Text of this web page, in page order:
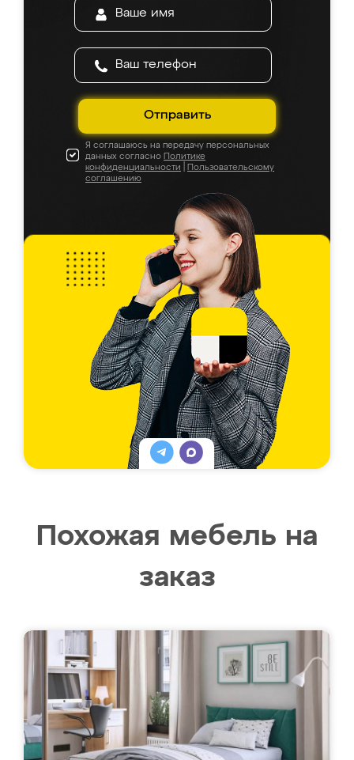
Отправить
Я соглашаюсь на передачу персональных
данных согласно Политике
конфиденциальности
Пользовательскому
соглашению
Похожая мебель на
заказ